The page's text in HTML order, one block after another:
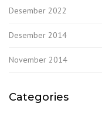
Desember 2022
Desember 2014
November 2014
Categories